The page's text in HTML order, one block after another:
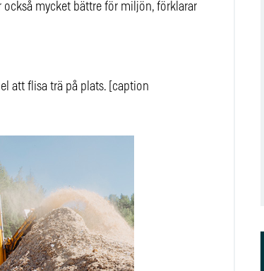
också mycket bättre för miljön, förklarar
att flisa trä på plats. [caption